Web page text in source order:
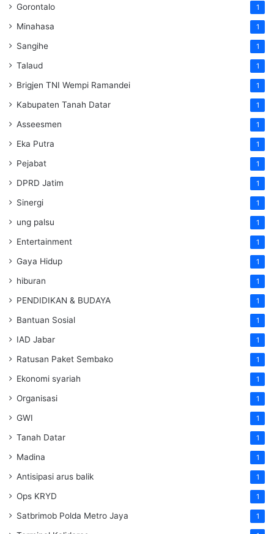
Gorontalo 1
Minahasa 1
Sangihe 1
Talaud 1
Brigjen TNI Wempi Ramandei 1
Kabupaten Tanah Datar 1
Asseesmen 1
Eka Putra 1
Pejabat 1
DPRD Jatim 1
Sinergi 1
ung palsu 1
Entertainment 1
Gaya Hidup 1
hiburan 1
PENDIDIKAN & BUDAYA 1
Bantuan Sosial 1
IAD Jabar 1
Ratusan Paket Sembako 1
Ekonomi syariah 1
Organisasi 1
GWI 1
Tanah Datar 1
Madina 1
Antisipasi arus balik 1
Ops KRYD 1
Satbrimob Polda Metro Jaya 1